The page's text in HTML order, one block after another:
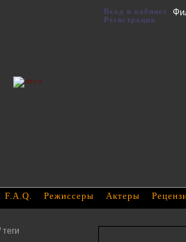
F.A.Q. Режиссеры Актеры
Вход в кабинет
Регистрация